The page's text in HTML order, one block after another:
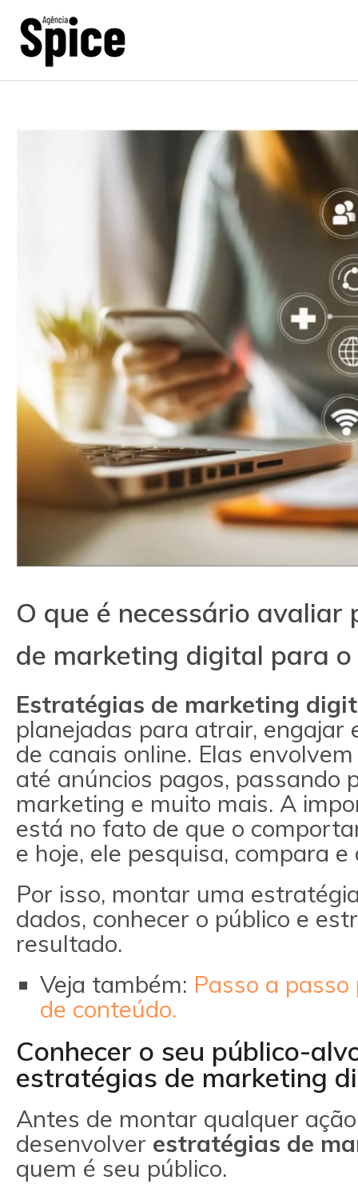
O que é necessário
de marketing digital para o
Estratégias de marketing
planejadas para atrair, engajar
de canais online. Elas
até anúncios pagos, passando
marketing e muito mais. A
está no fato de que o
e hoje, ele pesquisa, compara
Por isso, montar uma
dados, conhecer o público e
resultado.
Veja também: Passo a
de conteúdo.
Conhecer o seu público-
estratégias de marketing
Antes de montar qualquer
desenvolver estratégias de
quem é seu público.